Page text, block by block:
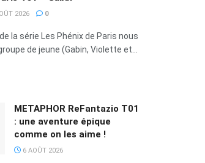
2026 0
la série Les Phénix de Paris nous
de jeune (Gabin, Violette et...
METAPHOR ReFantazio T01
: une aventure épique
comme on les aime !
6 AOÛT 2026